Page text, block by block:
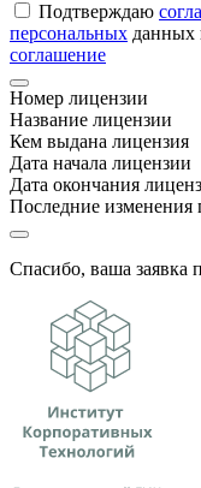
Подтверждаю
персональных
соглашение
Номер лицензии
Название лицензии
Кем выдана лицензия
Дата начала лицензии
Дата окончания
Последние изменения
Спасибо, ваша заявка